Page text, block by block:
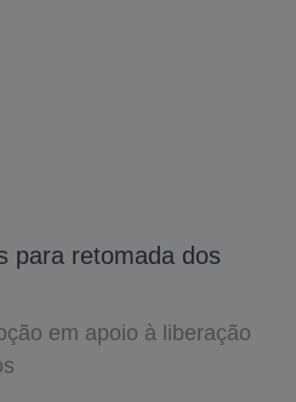
para retomada dos
em apoio à liberação